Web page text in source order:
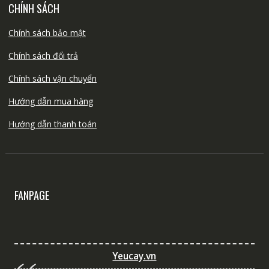
CHÍNH SÁCH
Chính sách bảo mật
Chính sách đổi trả
Chính sách vận chuyển
Hướng dẫn mua hàng
Hướng dẫn thanh toán
FANPAGE
Yeucay.vn